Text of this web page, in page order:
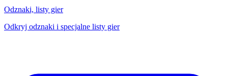
Odznaki, listy gier
Odkryj odznaki i specjalne listy gier